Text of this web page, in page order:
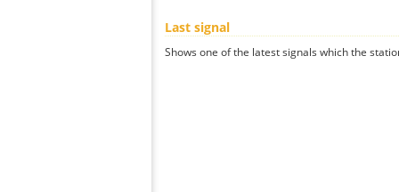
Last signal
Shows one of the latest signals which the